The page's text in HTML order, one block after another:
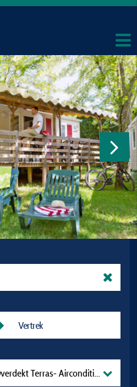
Terras- Airconditioning + Wifi